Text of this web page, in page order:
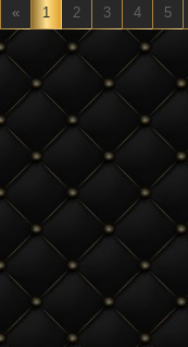
« 1 2 3 4 5